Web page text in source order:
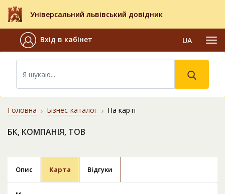
Універсальний львівський довідник
Вхід в кабінет UA
Головна Бізнес-каталог На карті
БК, КОМПАНІЯ, ТОВ
Опис Карта Відгуки